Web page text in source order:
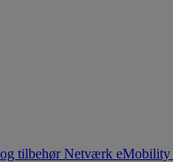
tilbehørNetværk eMobility